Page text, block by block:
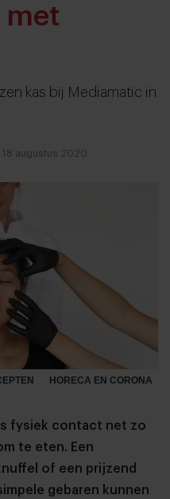
met
kas bij Mediamatic in
augustus 2020
HORECA EN CORONA
fysiek contact net zo
te eten. Een
of een prijzend
gebaren kunnen